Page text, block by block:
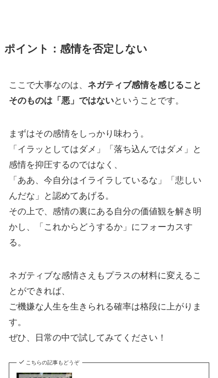
ポイント：感情を否定しない
ここで大事なのは、 ネガティブ感情を感じること
そのものは「悪」ではないということです。
まずはその感情をしっかり味わう。
「イラッとしてはダメ」「落ち込んではダメ」と
感情を抑圧するのではなく、
「ああ、今自分はイライラしているな」「悲しい
んだな」と認めてあげる。
その上で、感情の裏にある自分の価値観を解き明
かし、「これからどうするか」にフォーカスす
る。
ネガティブな感情さえもプラスの材料に変えるこ
とができれば、
ご機嫌な人生を生きられる確率は格段に上がりま
す。
ぜひ、日常の中で試してみてください！
こちらの記事もどうぞ